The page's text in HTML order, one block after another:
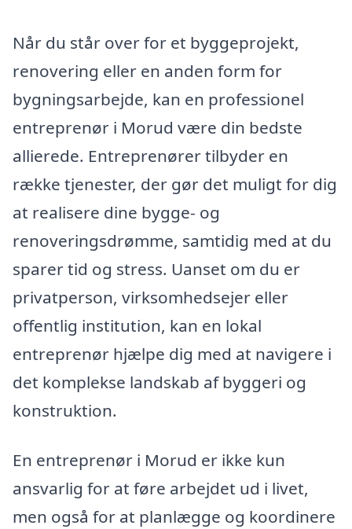
Når du står over for et byggeprojekt,
renovering eller en anden form for
bygningsarbejde, kan en professionel
entreprenør i Morud være din bedste
allierede. Entreprenører tilbyder en
række tjenester, der gør det muligt for dig
at realisere dine bygge- og
renoveringsdrømme, samtidig med at du
sparer tid og stress. Uanset om du er
privatperson, virksomhedsejer eller
offentlig institution, kan en lokal
entreprenør hjælpe dig med at navigere i
det komplekse landskab af byggeri og
konstruktion.
En entreprenør i Morud er ikke kun
ansvarlig for at føre arbejdet ud i livet,
men også for at planlægge og koordinere